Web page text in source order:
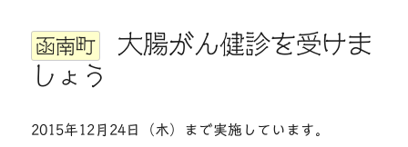
函南町
大腸がん健診を受けま
しょう
2015年12月24日（木）まで実施しています。